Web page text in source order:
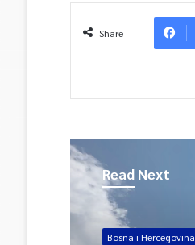
Share
Read Next
Bosna i Hercegovina